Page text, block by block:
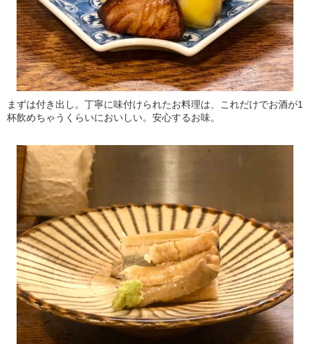
まずは付き出し。丁寧に味付けられたお料理は、これだけでお酒が1
杯飲めちゃうくらいにおいしい。安心するお味。